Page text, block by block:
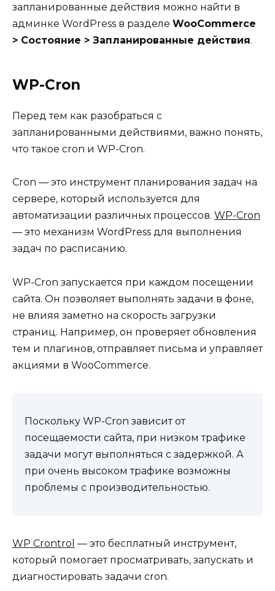
запланированные действия можно найти в
админке WordPress в разделе WooCommerce
> Состояние > Запланированные действия.
WP-Cron
Перед тем как разобраться с
запланированными действиями, важно понять,
что такое cron и WP-Cron.
Cron — это инструмент планирования задач на
сервере, который используется для
автоматизации различных процессов. WP-Cron
— это механизм WordPress для выполнения
задач по расписанию.
WP-Cron запускается при каждом посещении
сайта. Он позволяет выполнять задачи в фоне,
не влияя заметно на скорость загрузки
страниц. Например, он проверяет обновления
тем и плагинов, отправляет письма и управляет
акциями в WooCommerce.
Поскольку WP-Cron зависит от
посещаемости сайта, при низком трафике
задачи могут выполняться с задержкой. А
при очень высоком трафике возможны
проблемы с производительностью.
WP Crontrol — это бесплатный инструмент,
который помогает просматривать, запускать и
диагностировать задачи cron.